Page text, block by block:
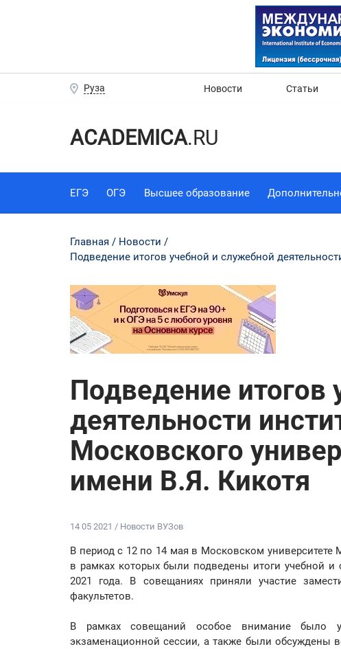
Руза Новости Статьи
ACADEMICA.RU
ЕГЭ ОГЭ Высшее образование
Главная
Новости
Подведение итогов учебной и служебной
Подведение итогов
деятельности
Московского
имени В.Я. Кикотя
14 05 2021 / Новости ВУЗов
В период с 12 по 14 мая в Московском
в рамках которых были подведены итоги учебной и
2021 года. В совещаниях приняли участие
факультетов.
В рамках совещаний особое внимание было
экзаменационной сессии, а также были обсуждены